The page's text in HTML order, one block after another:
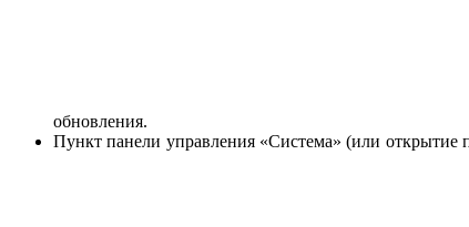
обновления.
Пункт панели управления «Система» (или